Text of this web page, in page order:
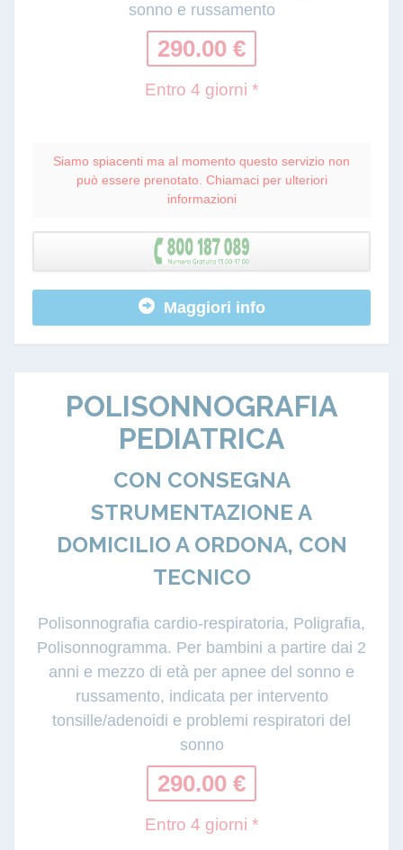
sonno e russamento
290.00 €
Entro 4 giorni *
Siamo spiacenti ma al momento questo servizio non
può essere prenotato. Chiamaci per ulteriori
informazioni
Maggiori info
POLISONNOGRAFIA
PEDIATRICA
CON CONSEGNA
STRUMENTAZIONE A
DOMICILIO A ORDONA, CON
TECNICO
Polisonnografia cardio-respiratoria, Poligrafia,
Polisonnogramma. Per bambini a partire dai 2
anni e mezzo di età per apnee del sonno e
russamento, indicata per intervento
tonsille/adenoidi e problemi respiratori del
sonno
290.00 €
Entro 4 giorni *